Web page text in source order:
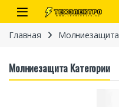
Перейти к навигации
перейти к содержанию
Open
Главная Молниезащита
Молниезащита Категории